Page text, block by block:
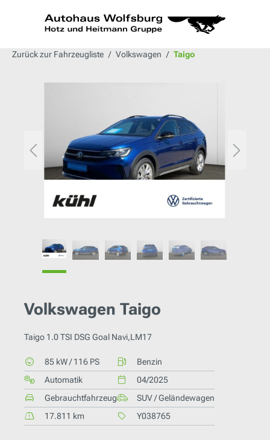
springen
Zurück zur Fahrzeugliste Volkswagen Taigo
Volkswagen Taigo
Taigo 1.0 TSI DSG Goal Navi,LM17
85 kW / 116 PS
Automatik
Gebrauchtfahrzeug
17.811 km
Benzin
04/2025
SUV / Geländewagen
Y038765